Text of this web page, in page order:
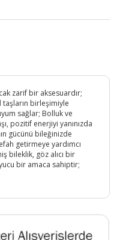
zarif bir aksesuardır;
birleşimiyle
sağlar; Bolluk ve
pozitif enerjiyi yanınızda
gücünü bileğinizde
getirmeye yardımcı
bileklik, göz alıcı bir
bir amaca sahiptir;